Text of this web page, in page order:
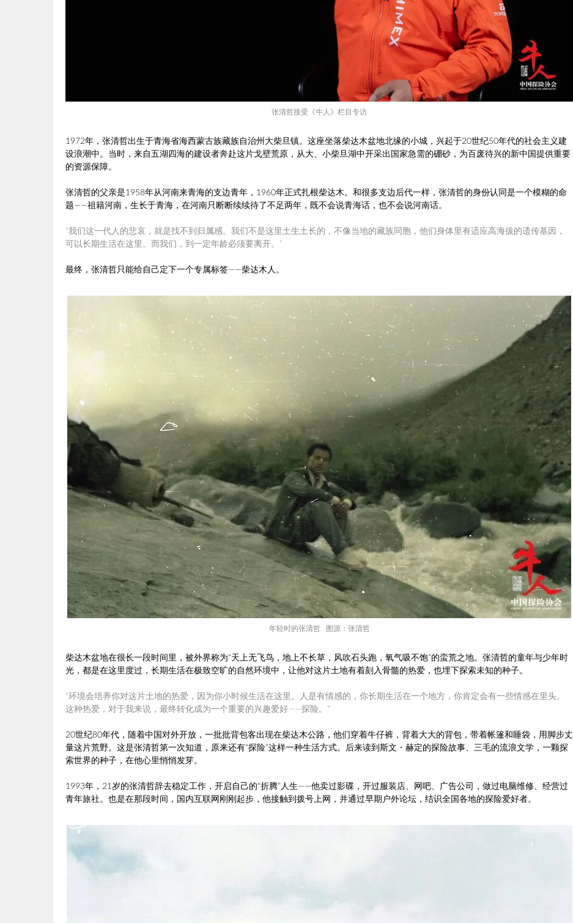
张清哲接受 《牛人》 栏目专访
1972年，张清哲出生于青海省海西蒙古族藏族自治州大柴旦镇。这座坐落柴达木盆地北缘的小城，兴起于20世纪50年代的社会主义建
设浪潮中。当时，来自五湖四海的建设者奔赴这片戈壁荒原，从大、小柴旦湖中开采出国家急需的硼砂，为百废待兴的新中国提供重要
的资源保障。
张清哲的父亲是1958年从河南来青海的支边青年，1960年正式扎根柴达木。和很多支边后代一样，张清哲的身份认同是一个模糊的命
题——祖籍河南，生长于青海，在河南只断断续续待了不足两年，既不会说青海话，也不会说河南话。
“我们这一代人的悲哀，就是找不到归属感。我们不是这里土生土长的，不像当地的藏族同胞，他们身体里有适应高海拔的遗传基因，
可以长期生活在这里。而我们，到一定年龄必须要离开。”
最终，张清哲只能给自己定下一个专属标签——柴达木人。
年轻时的张清哲 图源：张清哲
柴达木盆地在很长一段时间里，被外界称为“天上无飞鸟，地上不长草，风吹石头跑，氧气吸不饱”的蛮荒之地。张清哲的童年与少年时
光，都是在这里度过，长期生活在极致空旷的自然环境中，让他对这片土地有着刻入骨髓的热爱，也埋下探索未知的种子。
“环境会培养你对这片土地的热爱，因为你小时候生活在这里。人是有情感的，你长期生活在一个地方，你肯定会有一些情感在里头。
这种热爱，对于我来说，最终转化成为一个重要的兴趣爱好——探险。”
20世纪80年代，随着中国对外开放，一批批背包客出现在柴达木公路，他们穿着牛仔裤，背着大大的背包，带着帐篷和睡袋，用脚步丈
量这片荒野。这是张清哲第一次知道，原来还有“探险”这样一种生活方式。后来读到斯文・赫定的探险故事、三毛的流浪文学，一颗探
索世界的种子，在他心里悄悄发芽。
1993年，21岁的张清哲辞去稳定工作，开启自己的“折腾”人生——他卖过影碟，开过服装店、网吧、广告公司，做过电脑维修、经营过
青年旅社。也是在那段时间，国内互联网刚刚起步，他接触到拨号上网，并通过早期户外论坛，结识全国各地的探险爱好者。